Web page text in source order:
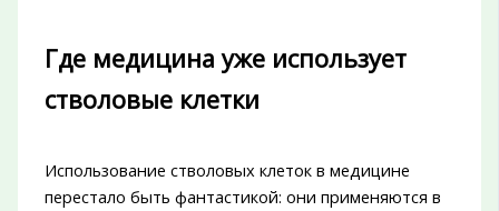
Где медицина уже использует
стволовые клетки
Использование стволовых клеток в медицине
перестало быть фантастикой: они применяются в